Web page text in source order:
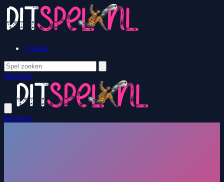
Contact
Inloggen
Inloggen